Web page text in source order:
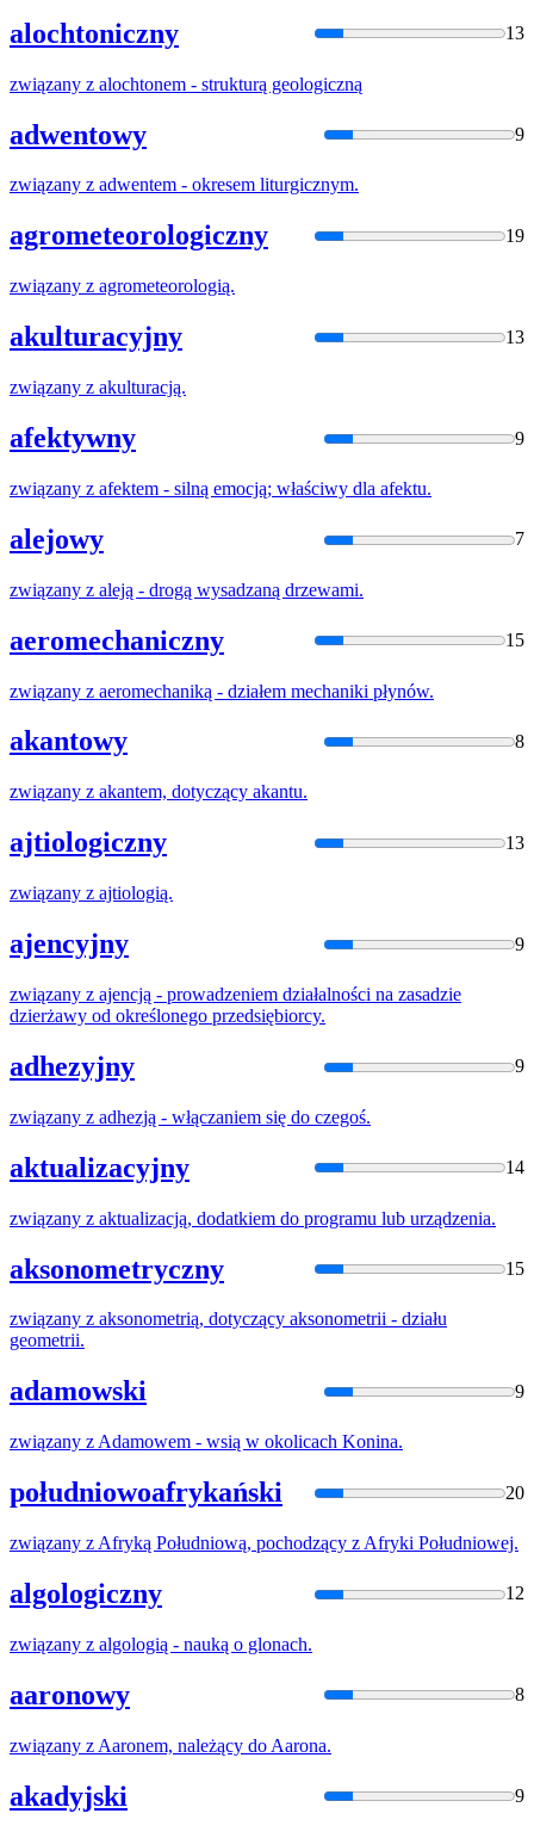
alochtoniczny 13
związany z alochtonem - strukturą geologiczną
adwentowy 9
związany z adwentem - okresem liturgicznym.
agrometeorologiczny 19
związany z agrometeorologią.
akulturacyjny 13
związany z akulturacją.
afektywny 9
związany z afektem - silną emocją; właściwy dla afektu.
alejowy 7
związany z aleją - drogą wysadzaną drzewami.
aeromechaniczny 15
związany z aeromechaniką - działem mechaniki płynów.
akantowy 8
związany z akantem, dotyczący akantu.
ajtiologiczny 13
związany z ajtiologią.
ajencyjny 9
związany z ajencją - prowadzeniem działalności na zasadzie
dzierżawy od określonego przedsiębiorcy.
adhezyjny 9
związany z adhezją - włączaniem się do czegoś.
aktualizacyjny 14
związany z aktualizacją, dodatkiem do programu lub urządzenia.
aksonometryczny 15
związany z aksonometrią, dotyczący aksonometrii - działu
geometrii.
adamowski 9
związany z Adamowem - wsią w okolicach Konina.
południowoafrykański 20
związany z Afryką Południową, pochodzący z Afryki Południowej.
algologiczny 12
związany z algologią - nauką o glonach.
aaronowy 8
związany z Aaronem, należący do Aarona.
akadyjski 9